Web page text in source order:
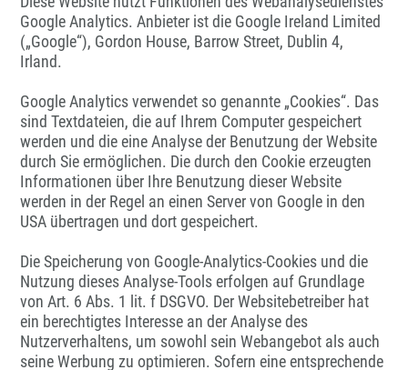
Google Analytics. Anbieter ist die Google Ireland Limited
(„Google“), Gordon House, Barrow Street, Dublin 4,
Irland.
Google Analytics verwendet so genannte „Cookies“. Das
sind Textdateien, die auf Ihrem Computer gespeichert
werden und die eine Analyse der Benutzung der Website
durch Sie ermöglichen. Die durch den Cookie erzeugten
Informationen über Ihre Benutzung dieser Website
werden in der Regel an einen Server von Google in den
USA übertragen und dort gespeichert.
Die Speicherung von Google-Analytics-Cookies und die
Nutzung dieses Analyse-Tools erfolgen auf Grundlage
von Art. 6 Abs. 1 lit. f DSGVO. Der Websitebetreiber hat
ein berechtigtes Interesse an der Analyse des
Nutzerverhaltens, um sowohl sein Webangebot als auch
seine Werbung zu optimieren. Sofern eine entsprechende